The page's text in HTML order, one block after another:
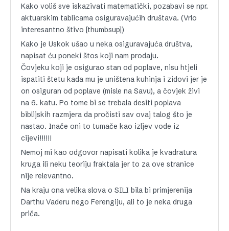
Kako voliš sve iskazivati matematički, pozabavi se npr.
aktuarskim tablicama osiguravajućih društava. (Vrlo
interesantno štivo [thumbsup])
Kako je Uskok ušao u neka osiguravajuća društva,
napisat ću poneki štos koji nam prodaju.
Čovjeku koji je osigurao stan od poplave, nisu htjeli
ispatiti štetu kada mu je uništena kuhinja i zidovi jer je
on osiguran od poplave (misle na Savu), a čovjek živi
na 6. katu. Po tome bi se trebala desiti poplava
biblijskih razmjera da pročisti sav ovaj talog što je
nastao. Inače oni to tumače kao izljev vode iz
cijevi!!!!!!
Nemoj mi kao odgovor napisati kolika je kvadratura
kruga ili neku teoriju fraktala jer to za ove stranice
nije relevantno.
Na kraju ona velika slova o SILI bila bi primjerenija
Darthu Vaderu nego Ferengiju, ali to je neka druga
priča.